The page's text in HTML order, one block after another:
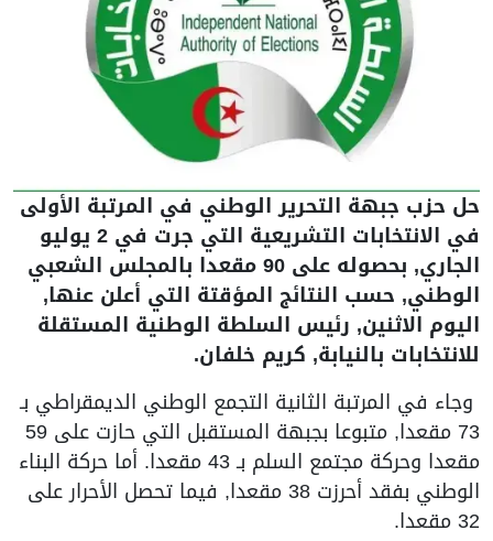
حل حزب جبهة التحرير الوطني في المرتبة الأولى
في الانتخابات التشريعية التي جرت في 2 يوليو
الجاري, بحصوله على 90 مقعدا بالمجلس الشعبي
الوطني, حسب النتائج المؤقتة التي أعلن عنها,
اليوم الاثنين, رئيس السلطة الوطنية المستقلة
للانتخابات بالنيابة, كريم خلفان.
وجاء في المرتبة الثانية التجمع الوطني الديمقراطي بـ
73 مقعدا, متبوعا بجبهة المستقبل التي حازت على 59
مقعدا وحركة مجتمع السلم بـ 43 مقعدا. أما حركة البناء
الوطني بفقد أحرزت 38 مقعدا, فيما تحصل الأحرار على
32 مقعدا.